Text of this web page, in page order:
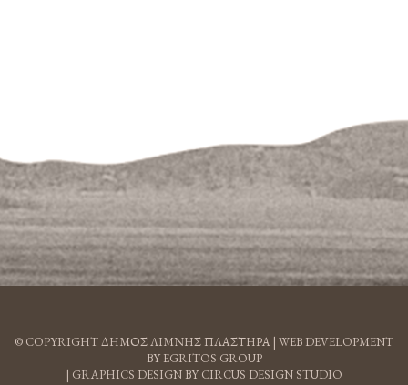
© COPYRIGHT ΔΗΜΟΣ ΛΙΜΝΗΣ ΠΛΑΣΤΗΡΑ | WEB DEVELOPMENT
BY EGRITOS GROUP
| GRAPHICS DESIGN BY CIRCUS DESIGN STUDIO